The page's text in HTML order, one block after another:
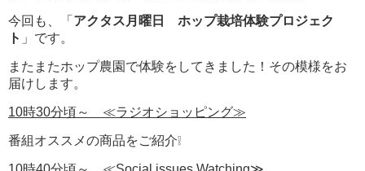
今回も、「 アクタス月曜日 ホップ栽培体験プロジェク
ト 」です。
またまたホップ農園で体験をしてきました！その模様をお
届けします。
10時30分頃～ ≪ラジオショッピング≫
番組オススメの商品をご紹介❕